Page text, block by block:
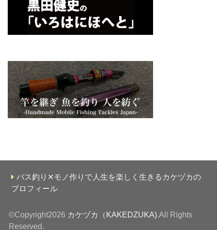
バス釣り✕モノ作りで人生を楽しく生きるカケヅカの
プロフィール
©Copyright2026 カケヅカ（KAKEDZUKA).All Rights
Reserved.